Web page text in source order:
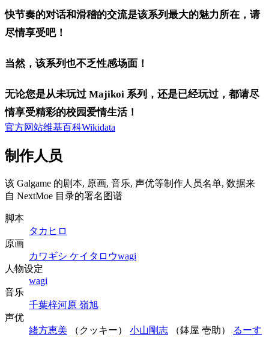
快节奏的对话和滑稽的交流是该系列最大的魅力所在，请
尽情享受吧！
当然，该系列也不乏性感场面！
无论您是从未玩过 Majikoi 系列，还是已经玩过，都请尽
情享受精彩的校园爱情生活！
官方网站维基百科Wikidata
制作人员
该 Galgame 的剧本, 原画, 音乐, 声优等制作人员名单, 数据来
自 NextMoe 目录的署名图谱
脚本
タカヒロ
原画
カワギシ ケイタロウwagi
人物设定
wagi
音乐
千葉梓河原 嶺旭
声优
緒方恵美 （クッキー） 小山剛志 （鉢屋 壱助）
るーす